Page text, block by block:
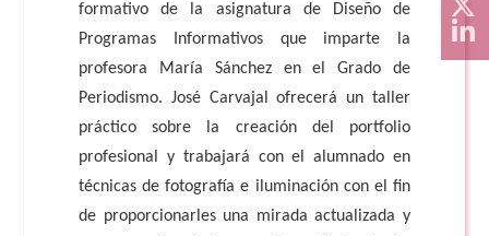
formativo de la asignatura de Diseño de
Programas Informativos que imparte la
profesora María Sánchez en el Grado de
Periodismo. José Carvajal ofrecerá un taller
práctico sobre la creación del portfolio
profesional y trabajará con el alumnado en
técnicas de fotografía e iluminación con el fin
de proporcionarles una mirada actualizada y